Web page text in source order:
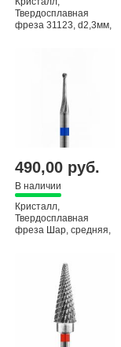
Твердосплавная
фреза 31123, d2,3мм,
490,00 руб.
В наличии
Кристалл,
Твердосплавная
фреза Шар, средняя,